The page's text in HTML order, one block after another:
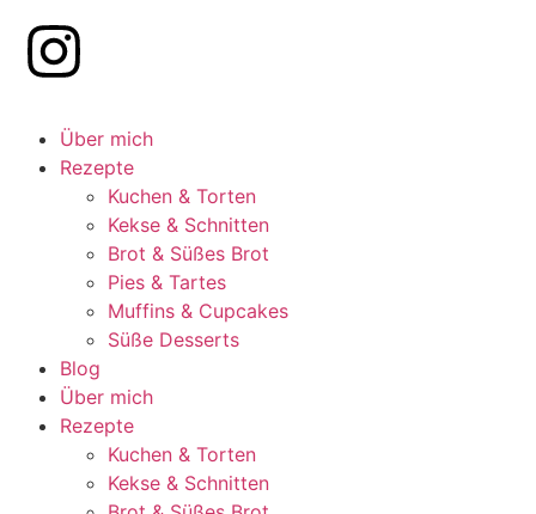
Über mich
Rezepte
Kuchen & Torten
Kekse & Schnitten
Brot & Süßes Brot
Pies & Tartes
Muffins & Cupcakes
Süße Desserts
Blog
Über mich
Rezepte
Kuchen & Torten
Kekse & Schnitten